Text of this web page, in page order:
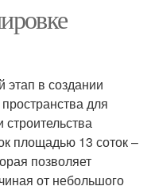
этап в создании
для
площадью 13 соток –
позволяет
от небольшого